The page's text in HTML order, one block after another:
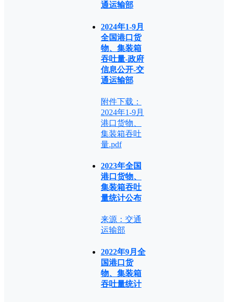
通运输部
2024年1-9月
全国港口货
物、集装箱
吞吐量-政府
信息公开-交
通运输部
附件下载：
2024年1-9月
港口货物、
集装箱吞吐
量.pdf
2023年全国
港口货物、
集装箱吞吐
量统计公布
来源：交通
运输部
2022年9月全
国港口货
物、集装箱
吞吐量统计